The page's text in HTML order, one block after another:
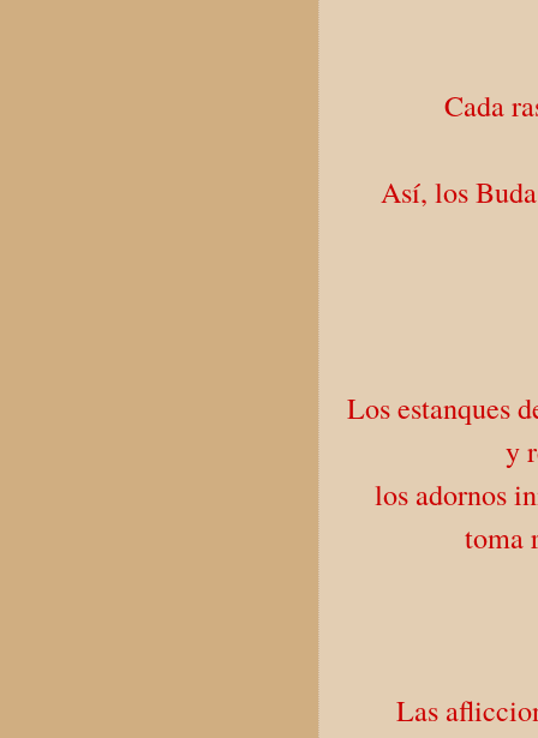
Cada
Así, los
Los estanques
y
los adornos
toma
Las